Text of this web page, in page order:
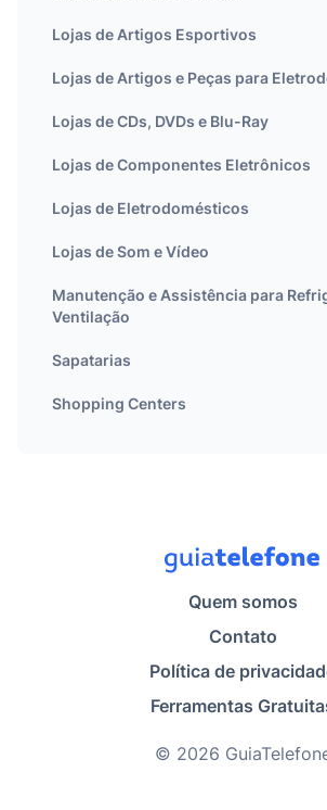
Lojas de Artigos Esportivos
Lojas de Artigos e Peças para
Lojas de CDs, DVDs e Blu-Ray
Lojas de Componentes Eletrônicos
Lojas de Eletrodomésticos
Lojas de Som e Vídeo
Manutenção e Assistência para
Ventilação
Sapatarias
Shopping Centers
Quem somos
Contato
Política de
Ferramentas
© 2026